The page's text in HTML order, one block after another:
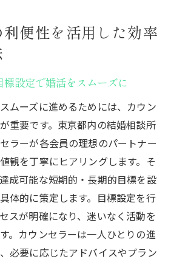
便性を活用した効率
設定で婚活をスムーズに
ムーズに進めるためには、カウン
重要です。東京都内の結婚相談所
ラーが各会員の理想のパートナー
観を丁寧にヒアリングします。そ
成可能な短期的・長期的目標を設
体的に策定します。目標設定を行
スが明確になり、迷いなく活動を
。カウンセラーは一人ひとりの進
必要に応じたアドバイスやプラン